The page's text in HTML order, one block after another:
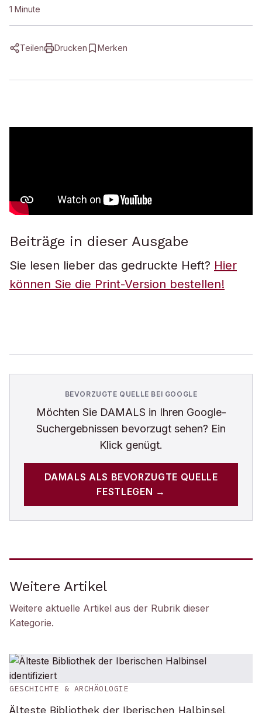
1 Minute
Teilen Drucken Merken
Beiträge in dieser Ausgabe
Sie lesen lieber das gedruckte Heft? Hier
können Sie die Print-Version bestellen!
BEVORZUGTE QUELLE BEI GOOGLE
Möchten Sie DAMALS in Ihren Google-
Suchergebnissen bevorzugt sehen? Ein
Klick genügt.
DAMALS ALS BEVORZUGTE QUELLE
FESTLEGEN →
Weitere Artikel
Weitere aktuelle Artikel aus der Rubrik dieser
Kategorie.
GESCHICHTE & ARCHÄOLOGIE
Älteste Bibliothek der Iberischen Halbinsel